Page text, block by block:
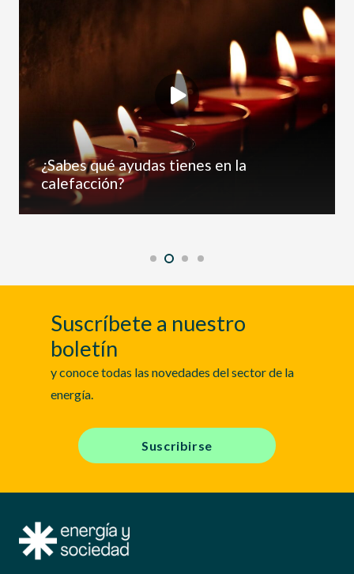
¿Sabes qué ayudas tienes en la
calefacción?
Suscríbete a nuestro
boletín
y conoce todas las novedades del sector de la
energía.
Suscribirse